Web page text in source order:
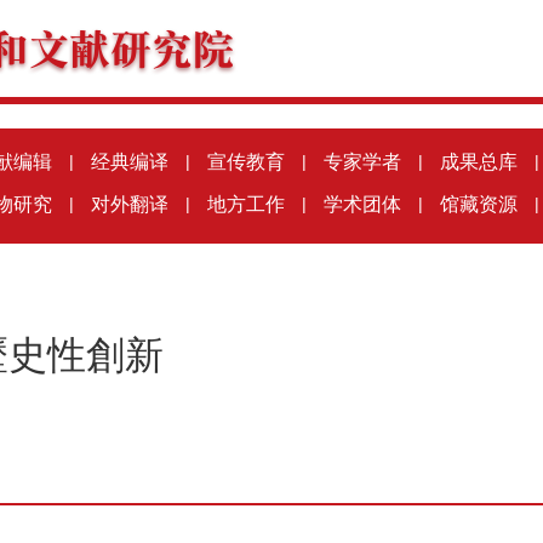
编辑 | 经典编译 | 宣传教育 | 专家学者 | 成果总库 |
研究 | 对外翻译 | 地方工作 | 学术团体 | 馆藏资源 |
性創新